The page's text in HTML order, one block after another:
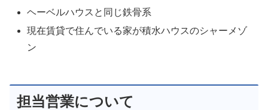
ヘーベルハウスと同じ鉄骨系
現在賃貸で住んでいる家が積水ハウスのシャーメゾ
ン
担当営業について